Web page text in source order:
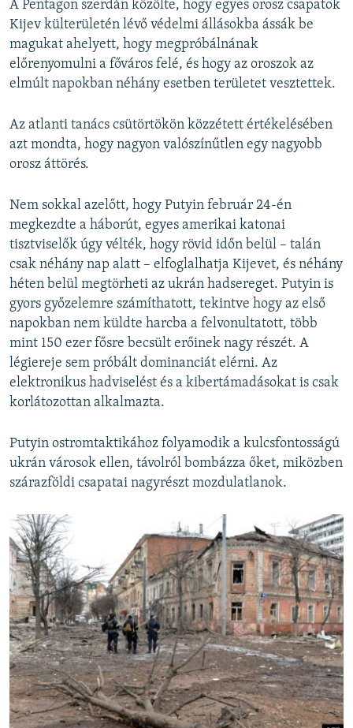
A Pentagon szerdán közölte, hogy egyes orosz csapatok
Kijev külterületén lévő védelmi állásokba ássák be
magukat ahelyett, hogy megpróbálnának
előrenyomulni a főváros felé, és hogy az oroszok az
elmúlt napokban néhány esetben területet vesztettek.
Az atlanti tanács csütörtökön közzétett értékelésében
azt mondta, hogy nagyon valószínűtlen egy nagyobb
orosz áttörés.
Nem sokkal azelőtt, hogy Putyin február 24-én
megkezdte a háborút, egyes amerikai katonai
tisztviselők úgy vélték, hogy rövid időn belül – talán
csak néhány nap alatt – elfoglalhatja Kijevet, és néhány
héten belül megtörheti az ukrán hadsereget. Putyin is
gyors győzelemre számíthatott, tekintve hogy az első
napokban nem küldte harcba a felvonultatott, több
mint 150 ezer fősre becsült erőinek nagy részét. A
légiereje sem próbált dominanciát elérni. Az
elektronikus hadviselést és a kibertámadásokat is csak
korlátozottan alkalmazta.
Putyin ostromtaktikához folyamodik a kulcsfontosságú
ukrán városok ellen, távolról bombázza őket, miközben
szárazföldi csapatai nagyrészt mozdulatlanok.